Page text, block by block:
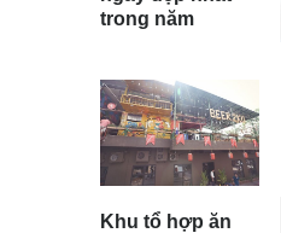
trong năm
Khu tổ hợp ăn